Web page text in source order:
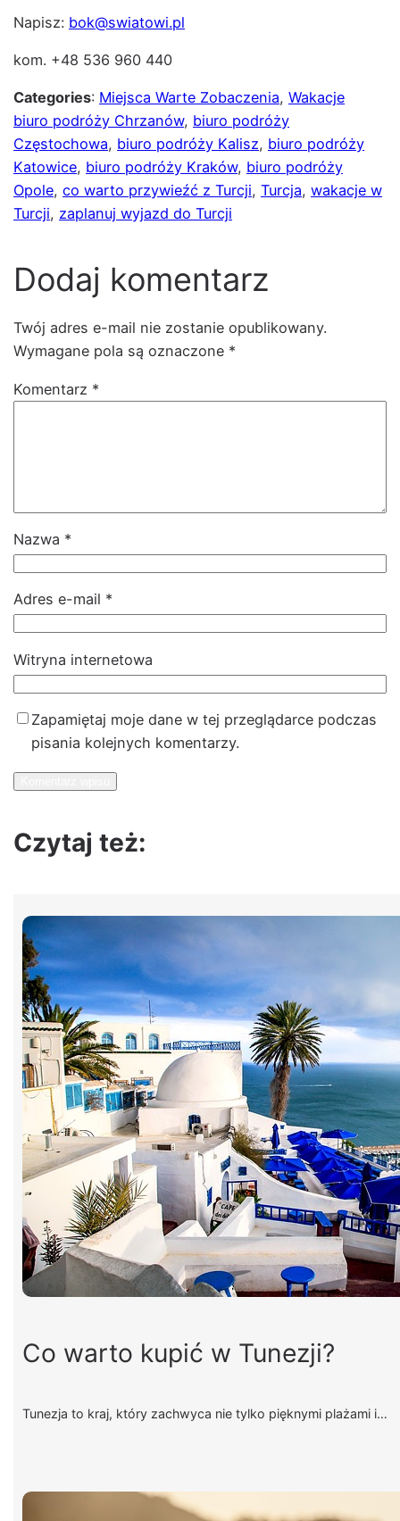
Napisz: bok@swiatowi.pl
kom. +48 536 960 440
Categories: Miejsca Warte Zobaczenia, Wakacje
biuro podróży Chrzanów, biuro podróży
Częstochowa, biuro podróży Kalisz, biuro podróży
Katowice, biuro podróży Kraków, biuro podróży
Opole, co warto przywieźć z Turcji, Turcja, wakacje w
Turcji, zaplanuj wyjazd do Turcji
Dodaj komentarz
Twój adres e-mail nie zostanie opublikowany.
Wymagane pola są oznaczone *
Komentarz *
Nazwa *
Adres e-mail *
Witryna internetowa
Zapamiętaj moje dane w tej przeglądarce podczas
pisania kolejnych komentarzy.
Czytaj też:
Co warto kupić w Tunezji?
Tunezja to kraj, który zachwyca nie tylko pięknymi plażami i…